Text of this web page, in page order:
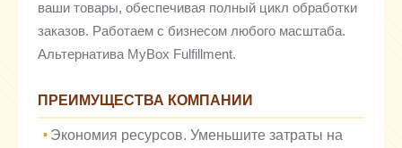
ваши товары, обеспечивая полный цикл обработки
заказов. Работаем с бизнесом любого масштаба.
Альтернатива MyBox Fulfillment.
ПРЕИМУЩЕСТВА КОМПАНИИ
Экономия ресурсов. Уменьшите затраты на